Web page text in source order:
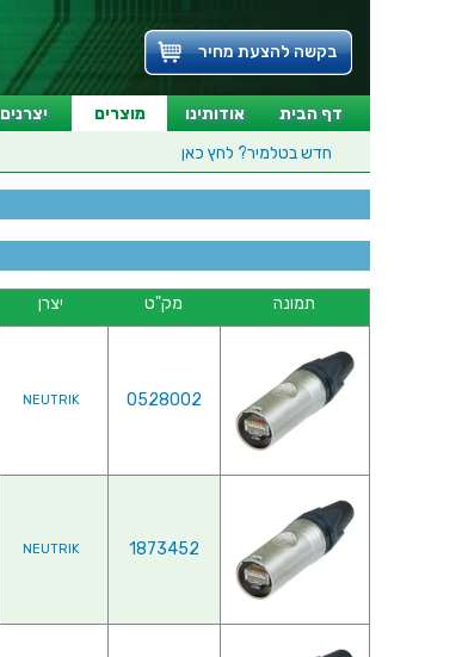
בקשה להצעת מחיר
דף הבית אודותינו מוצרים יצרנים
חדש בטלמיר? לחץ כאן
תמונה מק"ט יצרן
0528002
NEUTRIK
1873452
NEUTRIK